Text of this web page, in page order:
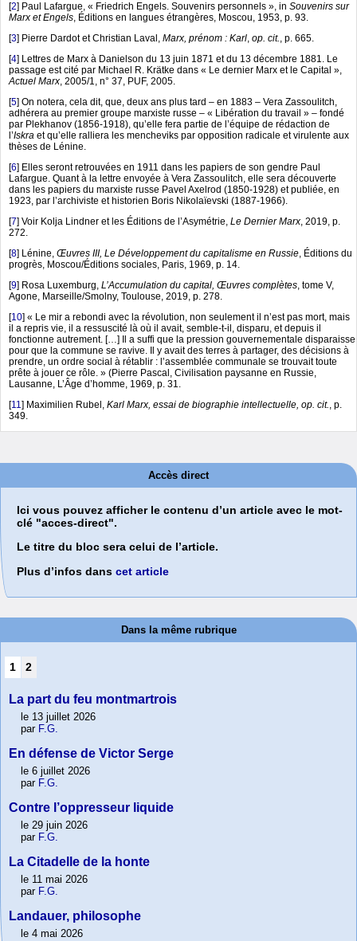
[2] Paul Lafargue, « Friedrich Engels. Souvenirs personnels », in Souvenirs sur
Marx et Engels, Éditions en langues étrangères, Moscou, 1953, p. 93.
[3] Pierre Dardot et Christian Laval, Marx, prénom : Karl, op. cit., p. 665.
[4] Lettres de Marx à Danielson du 13 juin 1871 et du 13 décembre 1881. Le
passage est cité par Michael R. Krätke dans « Le dernier Marx et le Capital »,
Actuel Marx, 2005/1, n° 37, PUF, 2005.
[5] On notera, cela dit, que, deux ans plus tard – en 1883 – Vera Zassoulitch,
adhérera au premier groupe marxiste russe – « Libération du travail » – fondé
par Plekhanov (1856-1918), qu’elle fera partie de l’équipe de rédaction de
l’Iskra et qu’elle ralliera les mencheviks par opposition radicale et virulente aux
thèses de Lénine.
[6] Elles seront retrouvées en 1911 dans les papiers de son gendre Paul
Lafargue. Quant à la lettre envoyée à Vera Zassoulitch, elle sera découverte
dans les papiers du marxiste russe Pavel Axelrod (1850-1928) et publiée, en
1923, par l’archiviste et historien Boris Nikolaïevski (1887-1966).
[7] Voir Kolja Lindner et les Éditions de l’Asymétrie, Le Dernier Marx, 2019, p.
272.
[8] Lénine, Œuvres III, Le Développement du capitalisme en Russie, Éditions du
progrès, Moscou/Éditions sociales, Paris, 1969, p. 14.
[9] Rosa Luxemburg, L’Accumulation du capital, Œuvres complètes, tome V,
Agone, Marseille/Smolny, Toulouse, 2019, p. 278.
[10] « Le mir a rebondi avec la révolution, non seulement il n’est pas mort, mais
il a repris vie, il a ressuscité là où il avait, semble-t-il, disparu, et depuis il
fonctionne autrement. […] Il a suffi que la pression gouvernementale disparaisse
pour que la commune se ravive. Il y avait des terres à partager, des décisions à
prendre, un ordre social à rétablir : l’assemblée communale se trouvait toute
prête à jouer ce rôle. » (Pierre Pascal, Civilisation paysanne en Russie,
Lausanne, L’Âge d’homme, 1969, p. 31.
[11] Maximilien Rubel, Karl Marx, essai de biographie intellectuelle, op. cit., p.
349.
Accès direct
Ici vous pouvez afficher le contenu d’un article avec le mot-
clé "acces-direct".
Le titre du bloc sera celui de l’article.
Plus d’infos dans cet article
Dans la même rubrique
1 2
La part du feu montmartrois
le 13 juillet 2026
par F.G.
En défense de Victor Serge
le 6 juillet 2026
par F.G.
Contre l’oppresseur liquide
le 29 juin 2026
par F.G.
La Citadelle de la honte
le 11 mai 2026
par F.G.
Landauer, philosophe
le 4 mai 2026